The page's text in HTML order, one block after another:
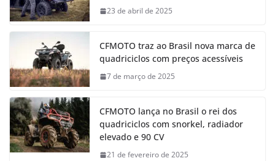
23 de abril de 2025
CFMOTO traz ao Brasil nova marca de
quadriciclos com preços acessíveis
7 de março de 2025
CFMOTO lança no Brasil o rei dos
quadriciclos com snorkel, radiador
elevado e 90 CV
21 de fevereiro de 2025